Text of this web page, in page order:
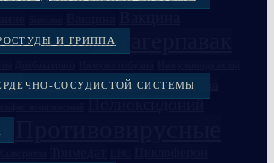
И ГРИППА
СОСУДИСТОЙ СИСТЕМЫ
антирабическая Витагерпавак
Лечение простатита Ликопид Лонгидаза
Полиоксидоний